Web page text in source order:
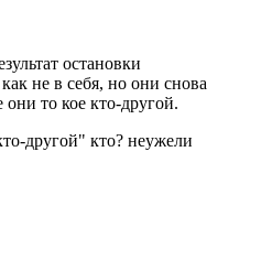
остановки
не в себя, но они снова
они то кое кто-другой.
другой" кто? неужели